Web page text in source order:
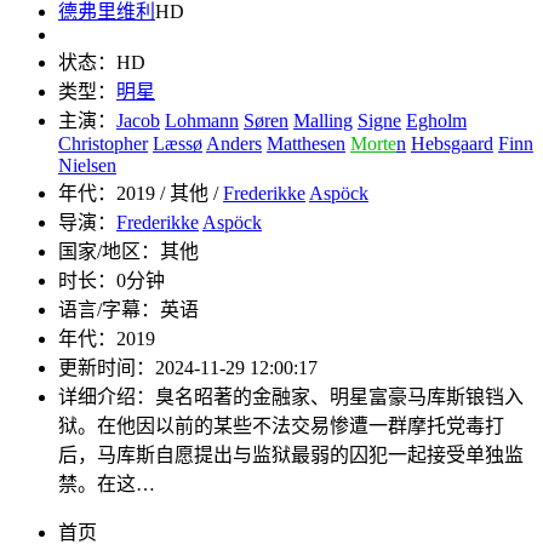
德弗里维利 HD
状态： HD
类型： 明星
主演： Jacob Lohmann Søren Malling Signe Egholm
Christopher LæssøAnders Matthesen Morten Hebsgaard Finn
Nielsen
年代： 2019 / 其他 /FrederikkeAspöck
导演： FrederikkeAspöck
国家/地区： 其他
时长： 0分钟
语言/字幕： 英语
年代： 2019
更新时间： 2024-11-29 12:00:17
详细介绍： 臭名昭著的金融家、明星富豪马库斯锒铛入
狱。在他因以前的某些不法交易惨遭一群摩托党毒打
后，马库斯自愿提出与监狱最弱的囚犯一起接受单独监
禁。在这…
首页